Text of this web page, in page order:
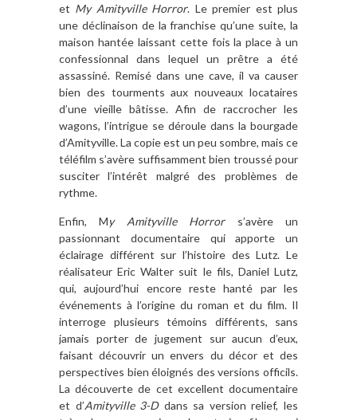
et My Amityville Horror. Le premier est plus
une déclinaison de la franchise qu’une suite, la
maison hantée laissant cette fois la place à un
confessionnal dans lequel un prêtre a été
assassiné. Remisé dans une cave, il va causer
bien des tourments aux nouveaux locataires
d’une vieille bâtisse. Afin de raccrocher les
wagons, l’intrigue se déroule dans la bourgade
d’Amityville. La copie est un peu sombre, mais ce
téléfilm s’avère suffisamment bien troussé pour
susciter l’intérêt malgré des problèmes de
rythme.
Enfin, My Amityville Horrors’avère un
passionnant documentaire qui apporte un
éclairage différent sur l’histoire des Lutz. Le
réalisateur Eric Walter suit le fils, Daniel Lutz,
qui, aujourd’hui encore reste hanté par les
événements à l’origine du roman et du film. Il
interroge plusieurs témoins différents, sans
jamais porter de jugement sur aucun d’eux,
faisant découvrir un envers du décor et des
perspectives bien éloignés des versions officils.
La découverte de cet excellent documentaire
et d’Amityville 3-Ddans sa version relief, les